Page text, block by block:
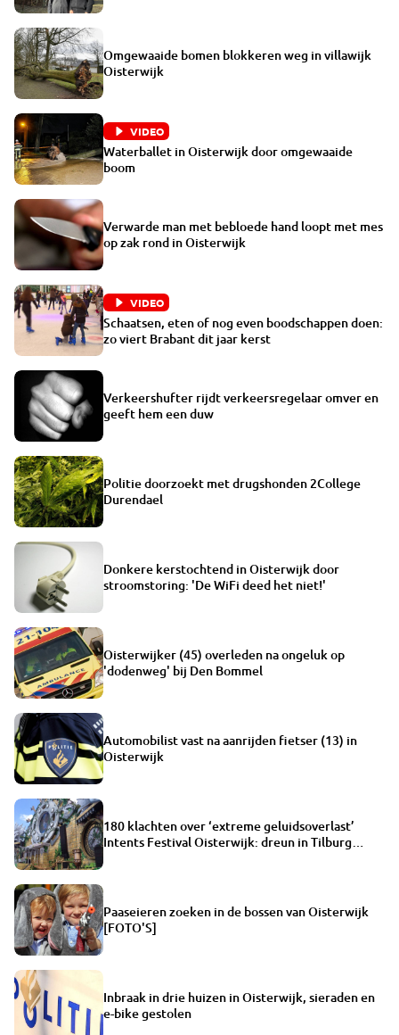
Omgewaaide bomen blokkeren weg in villawijk
Oisterwijk
VIDEO
Waterballet in Oisterwijk door omgewaaide
boom
Verwarde man met bebloede hand loopt met mes
op zak rond in Oisterwijk
VIDEO
Schaatsen, eten of nog even boodschappen doen:
zo viert Brabant dit jaar kerst
Verkeershufter rijdt verkeersregelaar omver en
geeft hem een duw
Politie doorzoekt met drugshonden 2College
Durendael
Donkere kerstochtend in Oisterwijk door
stroomstoring: 'De WiFi deed het niet!'
Oisterwijker (45) overleden na ongeluk op
'dodenweg' bij Den Bommel
Automobilist vast na aanrijden fietser (13) in
Oisterwijk
180 klachten over ‘extreme geluidsoverlast’
Intents Festival Oisterwijk: dreun in Tilburg
Paaseieren zoeken in de bossen van Oisterwijk
[FOTO'S]
Inbraak in drie huizen in Oisterwijk, sieraden en
e-bike gestolen